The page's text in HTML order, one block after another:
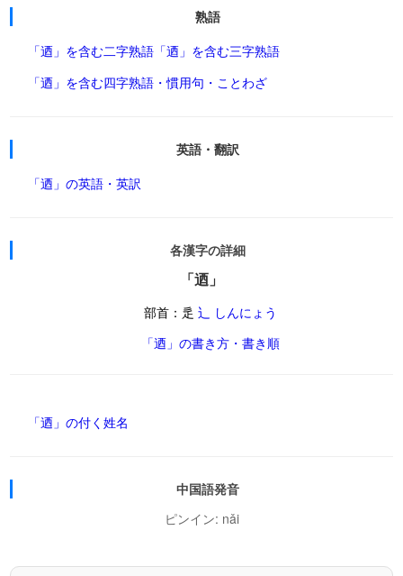
熟語
「迺」を含む二字熟語 「迺」を含む三字熟語
「迺」を含む四字熟語・慣用句・ことわざ
英語・翻訳
「迺」の英語・英訳
各漢字の詳細
「迺」
部首：辵 辶 しんにょう
「迺」の書き方・書き順
「迺」の付く姓名
中国語発音
ピンイン: nǎi